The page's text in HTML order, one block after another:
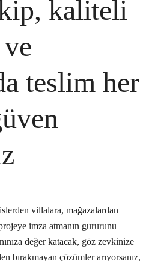
kaliteli
teslim her
villalara, mağazalardan
imza atmanın gururunu
değer katacak, göz zevkinize
bırakmayan çözümler arıyorsanız,